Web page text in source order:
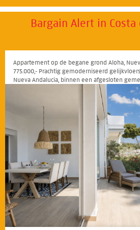
Bargain Alert in Costa
23 24 25 26
Appartement op de begane grond Aloha,
775.000,- Prachtig gemoderniseerd
Nueva Andalucia, binnen een afgesloten